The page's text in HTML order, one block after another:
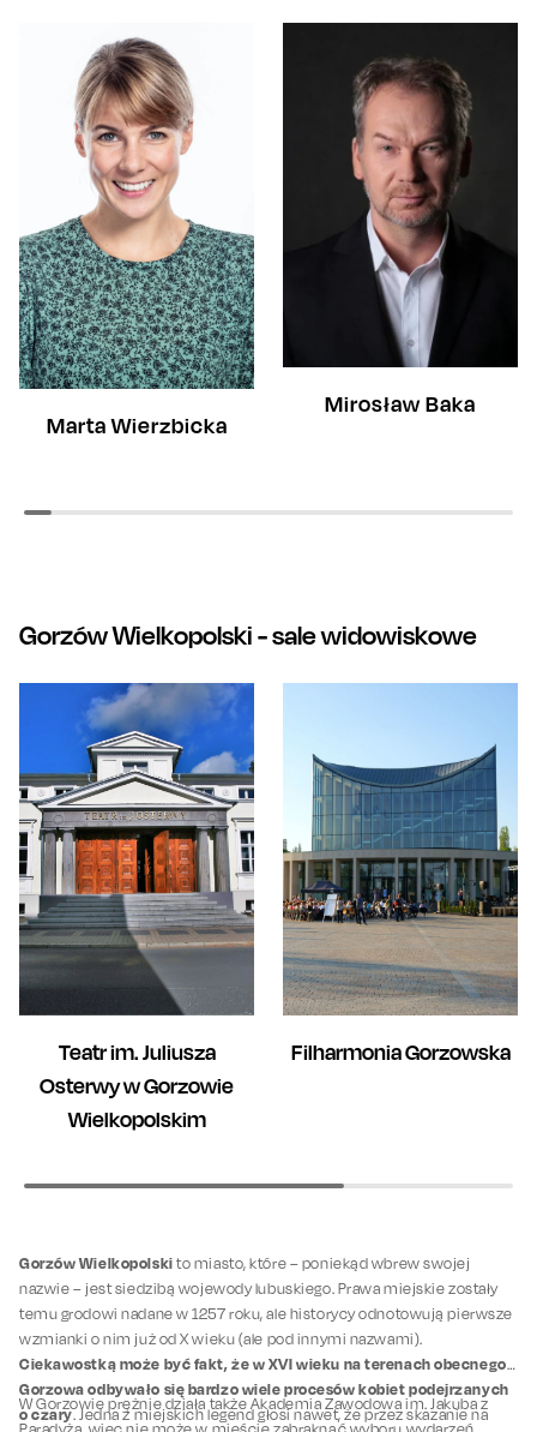
Marta Wierzbicka
Mirosław Baka
Gorzów Wielkopolski- sale widowiskowe
Teatr im. Juliusza
Osterwy w Gorzowie
Wielkopolskim
Filharmonia Gorzowska
Gorzów Wielkopolski to miasto, które – poniekąd wbrew swojej
nazwie – jest siedzibą wojewody lubuskiego. Prawa miejskie zostały
temu grodowi nadane w 1257 roku, ale historycy odnotowują pierwsze
wzmianki o nim już od X wieku (ale pod innymi nazwami).
Ciekawostką może być fakt, że w XVI wieku na terenach obecnego
Gorzowa odbywało się bardzo wiele procesów kobiet podejrzanych
o czary. Jedna z miejskich legend głosi nawet, że przez skazanie na
W Gorzowie prężnie działa także Akademia Zawodowa im. Jakuba z